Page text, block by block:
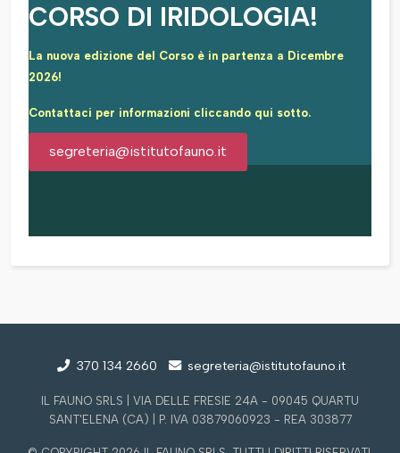
CORSO DI IRIDOLOGIA!
La nuova edizione del Corso è in partenza a Dicembre
2026!
Contattaci per informazioni cliccando qui sotto.
segreteria@istitutofauno.it
370 134 2660 segreteria@istitutofauno.it
IL FAUNO SRLS | VIA DELLE FRESIE 24A - 09045 QUARTU
SANT'ELENA (CA) | P. IVA 03879060923 - REA 303877